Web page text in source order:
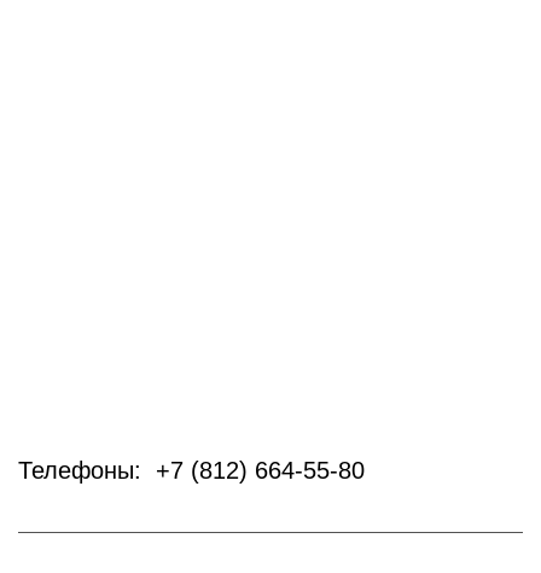
Телефоны: +7 (812) 664-55-80